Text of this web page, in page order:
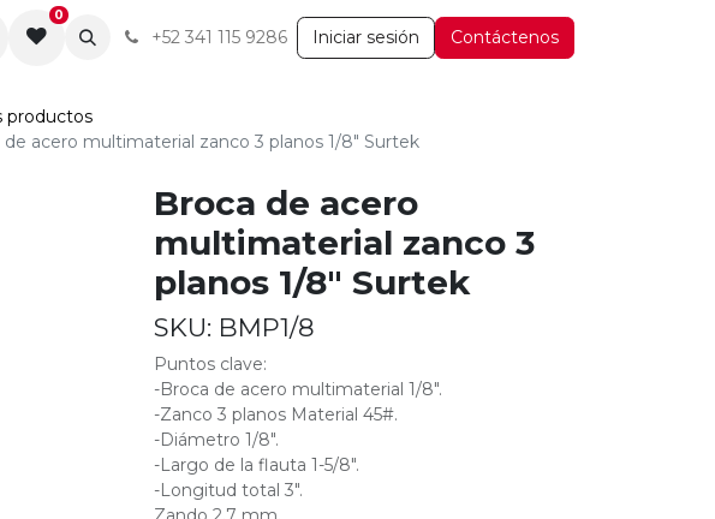
0
+52 341 115 9286 Iniciar sesión Contáctenos
productos
de acero multimaterial zanco 3 planos 1/8" Surtek
Broca de acero
multimaterial zanco 3
planos 1/8" Surtek
SKU: BMP1/8
Puntos clave:
-Broca de acero multimaterial 1/8".
-Zanco 3 planos Material 45#.
-Diámetro 1/8".
-Largo de la flauta 1-5/8".
-Longitud total 3".